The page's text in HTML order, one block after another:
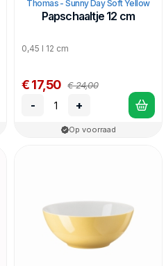
Thomas - Sunny Day Soft Yellow
Papschaaltje 12 cm
0,45 l 12 cm
€ 17,50 € 24,00
- +
Op voorraad